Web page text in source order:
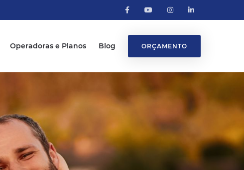
Operadoras e Planos Blog ORÇAMENTO